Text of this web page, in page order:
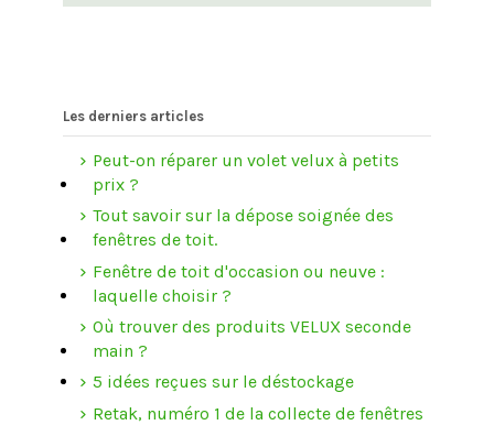
Les derniers articles
Peut-on réparer un volet velux à petits
prix ?
Tout savoir sur la dépose soignée des
fenêtres de toit.
Fenêtre de toit d'occasion ou neuve :
laquelle choisir ?
Où trouver des produits VELUX seconde
main ?
5 idées reçues sur le déstockage
Retak, numéro 1 de la collecte de fenêtres